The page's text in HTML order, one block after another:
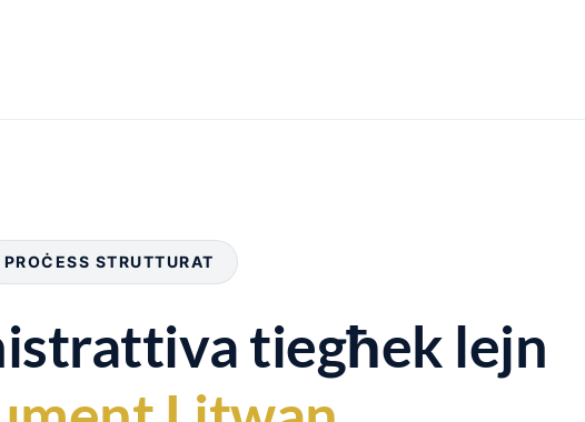
PROĊESS STRUTTURAT
tiegħek lejn